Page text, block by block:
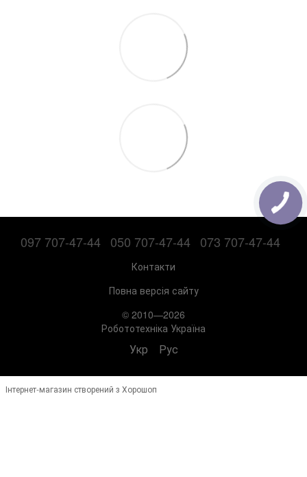
097 707-47-44 050 707-47-44 073 707-47-44
Контакти
Повна версія сайту
© 2010—2026
Робототехніка Україна
Укр Рус
Інтернет-магазин створений з Хорошоп